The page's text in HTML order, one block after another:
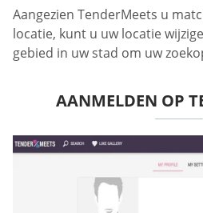
Aangezien TenderMeets u
locatie, kunt u uw locatie
gebied in uw stad om uw
AANMELDEN OP